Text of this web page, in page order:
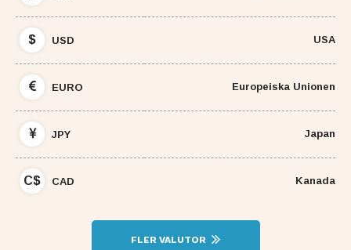
$ USD USA
EURO Europeiska Unionen
JPY Japan
C$ CAD Kanada
FLER VALUTOR